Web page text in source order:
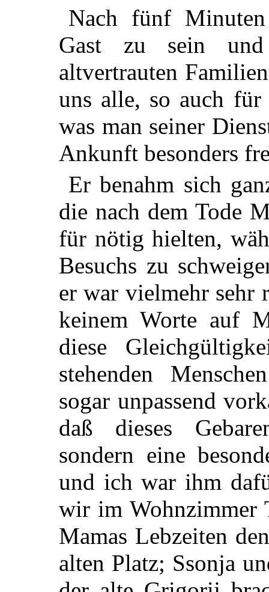
Nach fünf
Gast zu sein
altvertrauten
uns alle, so auch für
was man seiner
Ankunft besonders
Er benahm sich
die nach dem Tode
für nötig hielten,
Besuchs zu
er war vielmehr sehr
keinem Worte auf
diese
stehenden
sogar unpassend
daß dieses
sondern eine
und ich war ihm
wir im Wohnzimmer
Mamas Lebzeiten
alten Platz; Ssonja